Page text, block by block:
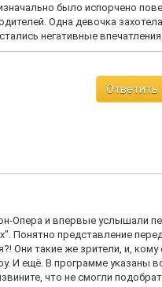
было испорчено
Одна девочка
негативные
Ответить
Опера и впервые услышали
Понятно представление
Они такие же зрители, и,
И ещё. В программе указаны
что не смогли